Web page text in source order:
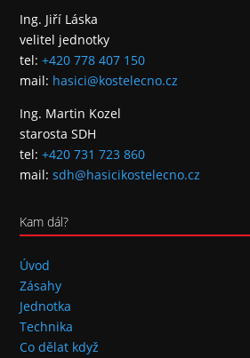
Ing. Jiří Láska
velitel jednotky
tel:+420 778 407 150
mail: hasici@kostelecno.cz
Ing. Martin Kozel
starosta SDH
tel:+420 731 723 860
mail:sdh@hasicikostelecno.cz
Kam dál?
Úvod
Zásahy
Jednotka
Technika
Co dělat když